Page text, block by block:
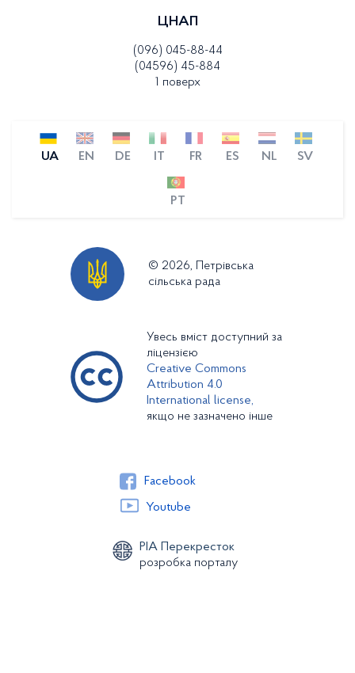
ЦНАП
(096) 045-88-44
(04596) 45-884
1 поверх
UA EN DE IT FR ES NL SV
PT
© 2026, Петрівська
сільська рада
Увесь вміст доступний за
ліцензією
Creative Commons
Attribution 4.0
International license,
якщо не зазначено інше
Facebook
Youtube
РІА Перекресток
розробка порталу